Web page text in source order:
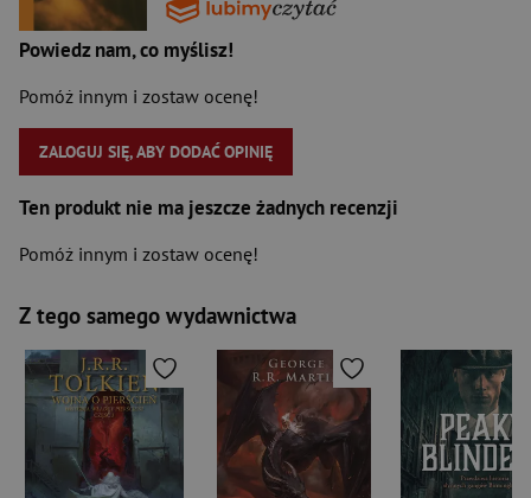
Powiedz nam, co myślisz!
Pomóż innym i zostaw ocenę!
ZALOGUJ SIĘ, ABY DODAĆ OPINIĘ
Ten produkt nie ma jeszcze żadnych recenzji
Pomóż innym i zostaw ocenę!
Z tego samego wydawnictwa